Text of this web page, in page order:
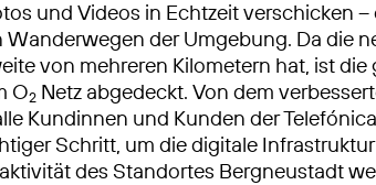
und Videos in Echtzeit verschicken
Wanderwegen der Umgebung. Da die
von mehreren Kilometern hat, ist
O2 Netz abgedeckt. Von dem
Kundinnen und Kunden der
Schritt, um die digitale
des Standortes Bergneustadt